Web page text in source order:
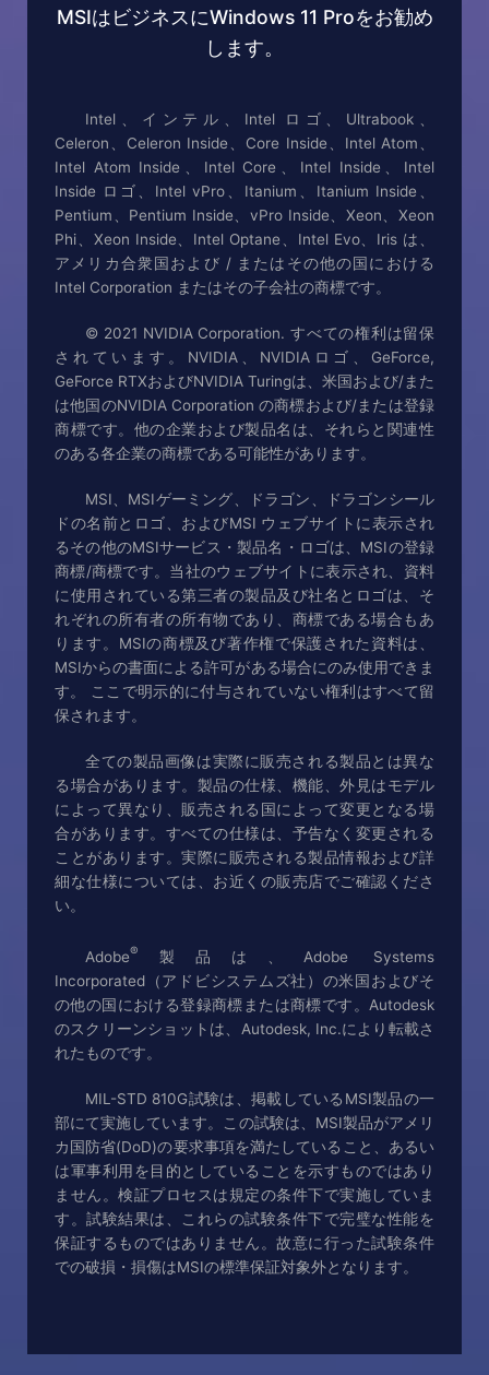
MSIはビジネスにWindows 11 Proをお勧め
します。
Intel、インテル、Intel ロゴ、Ultrabook、
Celeron、Celeron Inside、Core Inside、Intel Atom、
Intel Atom Inside、Intel Core、Intel Inside、Intel
Inside ロゴ、Intel vPro、Itanium、Itanium Inside、
Pentium、Pentium Inside、vPro Inside、Xeon、Xeon
Phi、Xeon Inside、Intel Optane、Intel Evo、Iris は、
アメリカ合衆国および / またはその他の国における
Intel Corporation またはその子会社の商標です。
© 2021 NVIDIA Corporation. すべての権利は留保
されています。NVIDIA、NVIDIAロゴ、GeForce,
GeForce RTXおよびNVIDIA Turingは、米国および/また
は他国のNVIDIA Corporation の商標および/または登録
商標です。他の企業および製品名は、それらと関連性
のある各企業の商標である可能性があります。
MSI、MSIゲーミング、ドラゴン、ドラゴンシール
ドの名前とロゴ、およびMSI ウェブサイトに表示され
るその他のMSIサービス・製品名・ロゴは、MSIの登録
商標/商標です。当社のウェブサイトに表示され、資料
に使用されている第三者の製品及び社名とロゴは、そ
れぞれの所有者の所有物であり、商標である場合もあ
ります。MSIの商標及び著作権で保護された資料は、
MSIからの書面による許可がある場合にのみ使用できま
す。 ここで明示的に付与されていない権利はすべて留
保されます。
全ての製品画像は実際に販売される製品とは異な
る場合があります。製品の仕様、機能、外見はモデル
によって異なり、販売される国によって変更となる場
合があります。すべての仕様は、予告なく変更される
ことがあります。実際に販売される製品情報および詳
細な仕様については、お近くの販売店でご確認くださ
い。
Adobe®
製品は、Adobe Systems
Incorporated（アドビシステムズ社）の米国およびそ
の他の国における登録商標または商標です。Autodesk
のスクリーンショットは、Autodesk, Inc.により転載さ
れたものです。
MIL-STD 810G試験は、掲載しているMSI製品の一
部にて実施しています。この試験は、MSI製品がアメリ
カ国防省(DoD)の要求事項を満たしていること、あるい
は軍事利用を目的としていることを示すものではあり
ません。検証プロセスは規定の条件下で実施していま
す。試験結果は、これらの試験条件下で完璧な性能を
保証するものではありません。故意に行った試験条件
での破損・損傷はMSIの標準保証対象外となります。